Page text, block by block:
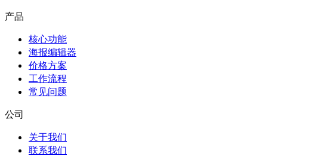
产品
核心功能
海报编辑器
价格方案
工作流程
常见问题
公司
关于我们
联系我们